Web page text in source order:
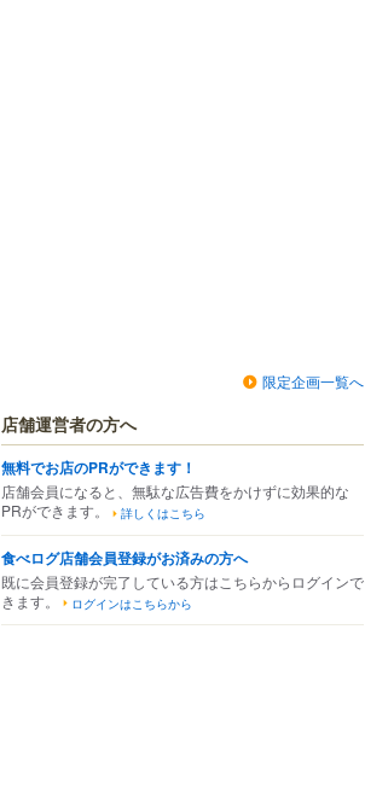
限定企画一覧へ
店舗運営者の方へ
無料でお店のPRができます！
店舗会員になると、無駄な広告費をかけずに効果的な
PRができます。
詳しくはこちら
食べログ店舗会員登録がお済みの方へ
既に会員登録が完了している方はこちらからログインで
きます。
ログインはこちらから